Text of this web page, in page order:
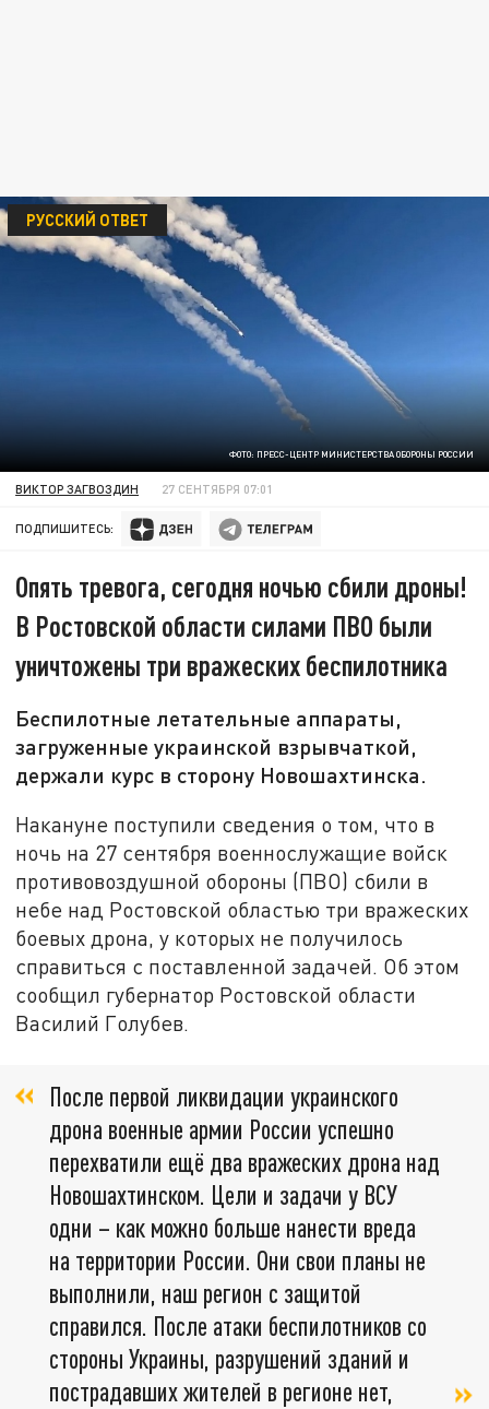
ФОТО: ПРЕСС-ЦЕНТР МИНИСТЕРСТВА ОБОРОНЫ РОССИИ
РУССКИЙ ОТВЕТ
ВИКТОР ЗАГВОЗДИН 27 СЕНТЯБРЯ 07:01
ПОДПИШИТЕСЬ:
Опять тревога, сегодня ночью сбили дроны!
В Ростовской области силами ПВО были
уничтожены три вражеских беспилотника
Беспилотные летательные аппараты,
загруженные украинской взрывчаткой,
держали курс в сторону Новошахтинска.
Накануне поступили сведения о том, что в
ночь на 27 сентября военнослужащие войск
противовоздушной обороны (ПВО) сбили в
небе над Ростовской областью три вражеских
боевых дрона, у которых не получилось
справиться с поставленной задачей. Об этом
сообщил губернатор Ростовской области
Василий Голубев.
После первой ликвидации украинского
дрона военные армии России успешно
перехватили ещё два вражеских дрона над
Новошахтинском. Цели и задачи у ВСУ
одни – как можно больше нанести вреда
на территории России. Они свои планы не
выполнили, наш регион с защитой
справился. После атаки беспилотников со
стороны Украины, разрушений зданий и
пострадавших жителей в регионе нет,